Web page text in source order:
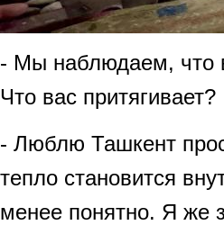
- Мы наблюдаем, что
Что вас притягивает?
- Люблю Ташкент
тепло становится
менее понятно. Я же